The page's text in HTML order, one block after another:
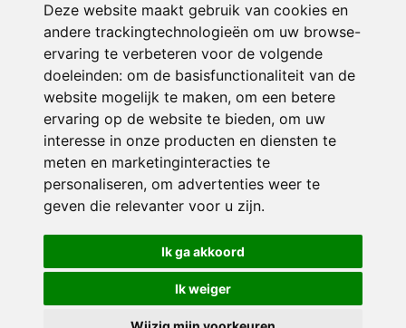
Deze website maakt gebruik van cookies en
andere trackingtechnologieën om uw browse-
ervaring te verbeteren voor de volgende
doeleinden: om de basisfunctionaliteit van de
website mogelijk te maken, om een betere
ervaring op de website te bieden, om uw
interesse in onze producten en diensten te
meten en marketinginteracties te
personaliseren, om advertenties weer te
geven die relevanter voor u zijn.
Ik ga akkoord
Ik weiger
© 2026 IKC ’t Palet | Alle rechten voorbehouden
Privacy policy|Disclaimer| Klachtenregeling|RSIN en Anbi
voorkeuren
Crealisatie The MindOffice